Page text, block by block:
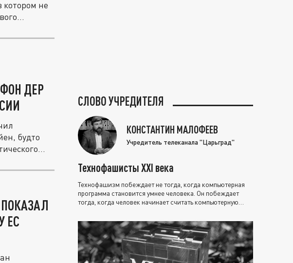
котором не
ДЕР
будто
ПОКАЗАЛ
ЕС
СЛОВО УЧРЕДИТЕЛЯ
КОНСТАНТИН МАЛОФЕЕВ
Учредитель телеканала "Царьград"
Технофашисты XXI века
Технофашизм побеждает не тогда, когда компьютерная
программа становится умнее человека. Он побеждает
тогда, когда человек начинает считать компьютерную